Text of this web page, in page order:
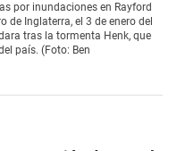
por inundaciones en Rayford
de Inglaterra, el 3 de enero del
tras la tormenta Henk, que
país. (Foto: Ben